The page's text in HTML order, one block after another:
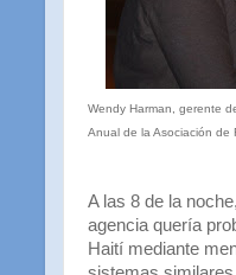
Wendy Harman, gerente
Anual de la Asociación de
A las 8 de la
agencia quería
Haití mediante